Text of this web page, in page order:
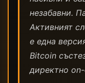
незабавни.
Активният
е една
Bitcoin
директно